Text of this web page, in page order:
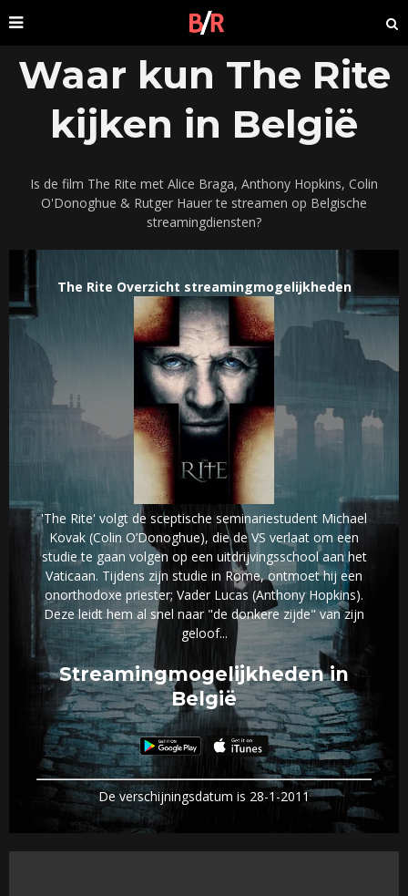
Waar kun The Rite
kijken in België
Is de film The Rite met Alice Braga, Anthony Hopkins, Colin
O'Donoghue & Rutger Hauer te streamen op Belgische
streamingdiensten?
The Rite Overzicht streamingmogelijkheden
'The Rite' volgt de sceptische seminariestudent Michael
Kovak (Colin O’Donoghue), die de VS verlaat om een
studie te gaan volgen op een uitdrijvingsschool aan het
Vaticaan. Tijdens zijn studie in Rome, ontmoet hij een
onorthodoxe priester; Vader Lucas (Anthony Hopkins).
Deze leidt hem al snel naar "de donkere zijde" van zijn
geloof...
Streamingmogelijkheden in
België
De verschijningsdatum is 28-1-2011